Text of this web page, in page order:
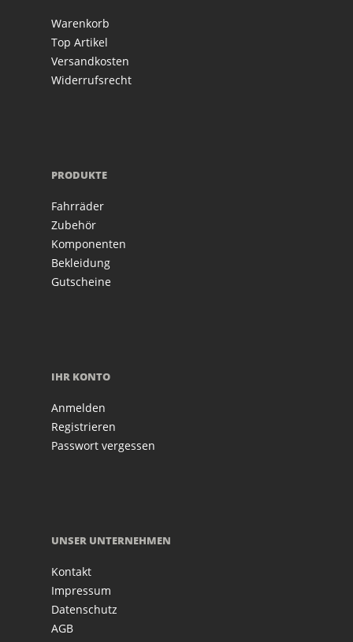
Warenkorb
Top Artikel
Versandkosten
Widerrufsrecht
PRODUKTE
Fahrräder
Zubehör
Komponenten
Bekleidung
Gutscheine
IHR KONTO
Anmelden
Registrieren
Passwort vergessen
UNSER UNTERNEHMEN
Kontakt
Impressum
Datenschutz
AGB